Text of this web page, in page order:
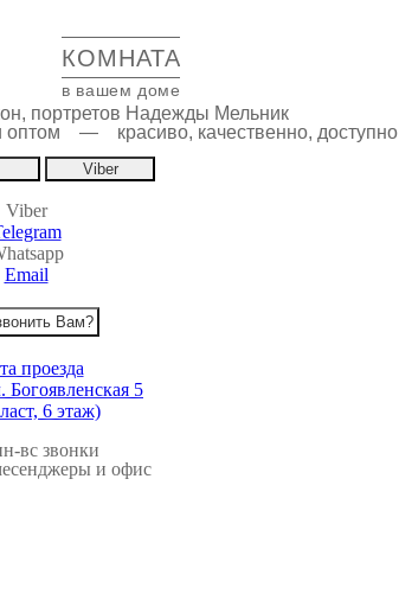
КОМНАТА
в вашем доме
портретов Надежды Мельник
— красиво, качественно, доступно
Viber
Viber
Email
Вам?
проезда
Богоявленская 5
6 этаж)
вс звонки
и офис